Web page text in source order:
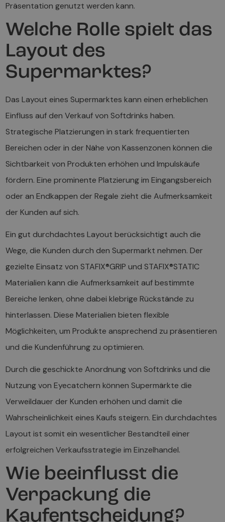
Präsentation genutzt werden kann.
Welche Rolle spielt das
Layout des
Supermarktes?
Das Layout eines Supermarktes kann einen erheblichen
Einfluss auf den Verkauf von Softdrinks haben.
Strategische Platzierungen in stark frequentierten
Bereichen oder in der Nähe von Kassenzonen können die
Sichtbarkeit von Produkten erhöhen und Impulskäufe
fördern. Eine prominente Platzierung im Eingangsbereich
oder an Endkappen der Regale zieht die Aufmerksamkeit
der Kunden auf sich.
Ein gut durchdachtes Layout berücksichtigt auch die
Wege, die Kunden durch den Supermarkt nehmen. Der
gezielte Einsatz von STAFIX®GRIP und STAFIX®STATIC
Materialien kann die Aufmerksamkeit auf bestimmte
Bereiche lenken, ohne dabei klebrige Rückstände zu
hinterlassen. Diese Materialien bieten flexible
Möglichkeiten, um Produkte ansprechend zu präsentieren
und die Kundenführung zu optimieren.
Durch die geschickte Anordnung von Softdrinks und die
Nutzung von Eyecatchern können Supermärkte die
Verweildauer der Kunden erhöhen und damit die
Wahrscheinlichkeit eines Kaufs steigern. Ein durchdachtes
Layout ist somit ein wesentlicher Bestandteil einer
erfolgreichen Verkaufsstrategie im Einzelhandel.
Wie beeinflusst die
Verpackung die
Kaufentscheidung?